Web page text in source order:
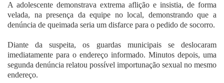
A adolescente demonstrava extrema aflição e insistia, de forma
velada, na presença da equipe no local, demonstrando que a
denúncia de queimada seria um disfarce para o pedido de socorro.
Diante da suspeita, os guardas municipais se deslocaram
imediatamente para o endereço informado. Minutos depois, uma
segunda denúncia relatou possível importunação sexual no mesmo
endereço.